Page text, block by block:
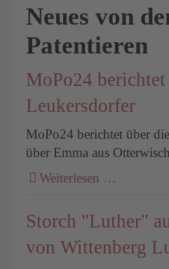
Neues von
Patentieren
MoPo24
Leukersdorfer
MoPo24 berichtet über
über Emma aus Otterwisch
Weiterlesen …
Storch "Luther"
von Wittenberg